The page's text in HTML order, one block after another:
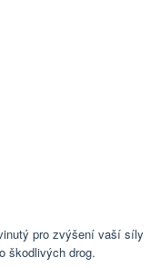
pro zvýšení vaší síly
škodlivých drog.